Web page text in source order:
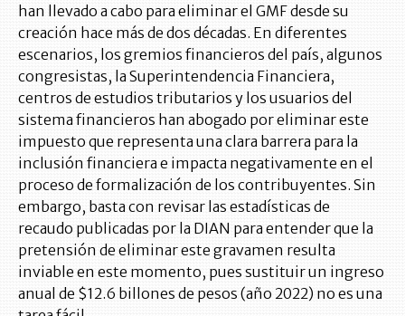
han llevado a cabo para eliminar el GMF desde su
creación hace más de dos décadas. En diferentes
escenarios, los gremios financieros del país, algunos
congresistas, la Superintendencia Financiera,
centros de estudios tributarios y los usuarios del
sistema financieros han abogado por eliminar este
impuesto que representa una clara barrera para la
inclusión financiera e impacta negativamente en el
proceso de formalización de los contribuyentes. Sin
embargo, basta con revisar las estadísticas de
recaudo publicadas por la DIAN para entender que la
pretensión de eliminar este gravamen resulta
inviable en este momento, pues sustituir un ingreso
anual de $12.6 billones de pesos (año 2022) no es una